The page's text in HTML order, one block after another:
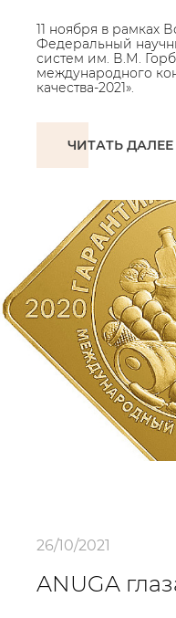
11 ноября в рамках
Федеральный
систем им. В.М.
международного
качества-2021».
ЧИТАТЬ ДАЛЕЕ
26/10/2021
ANUGA